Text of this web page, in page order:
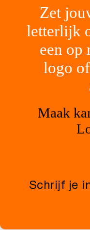
Zet
letterlijk
een op
logo
Maak
Schrijf je